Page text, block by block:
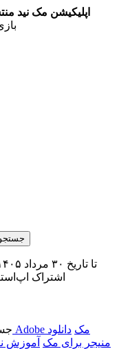
اپلیکیشن مک نید
اشتراک
برنامه‌های Adobe مک دانلود
منیجر برای مک آموزش